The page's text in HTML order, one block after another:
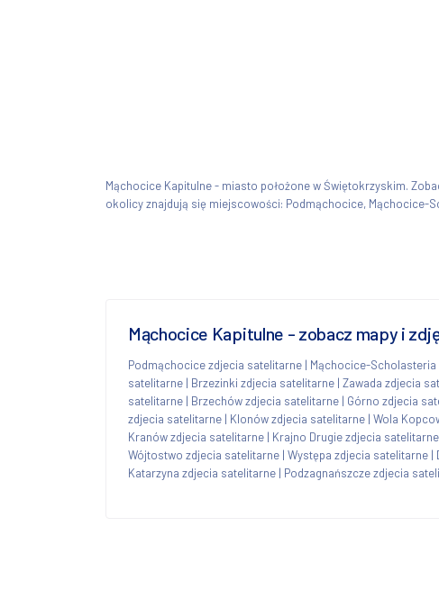
Mąchocice Kapitulne - miasto położone w Świętokrzyskim.
okolicy znajdują się miejscowości: Podmąchocice, Mąchocice-
Mąchocice Kapitulne - zobacz mapy i
Podmąchocice zdjecia satelitarne | Mąchocice-
satelitarne | Brzezinki zdjecia satelitarne | Zawada zdjecia
satelitarne | Brzechów zdjecia satelitarne | Górno zdjecia
zdjecia satelitarne | Klonów zdjecia satelitarne | Wola
Kranów zdjecia satelitarne | Krajno Drugie zdjecia satelitarne
Wójtostwo zdjecia satelitarne | Występa zdjecia satelitarne |
Katarzyna zdjecia satelitarne | Podzagnańszcze zdjecia